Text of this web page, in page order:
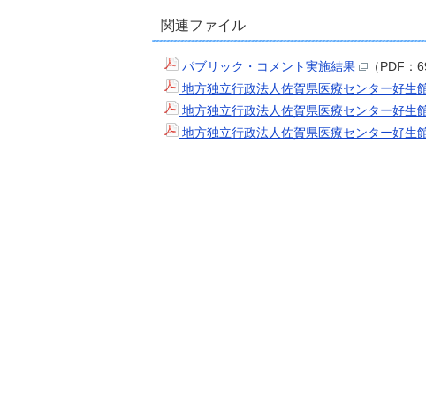
関連ファイル
パブリック・コメント実施結果
（PDF：
地方独立行政法人佐賀県医療センター好生
地方独立行政法人佐賀県医療センター好生
地方独立行政法人佐賀県医療センター好生